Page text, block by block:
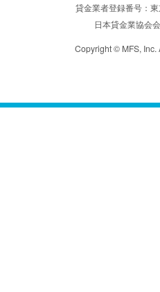
貸金業者登録番号：
日本貸金業協会
Copyright © MFS, Inc.